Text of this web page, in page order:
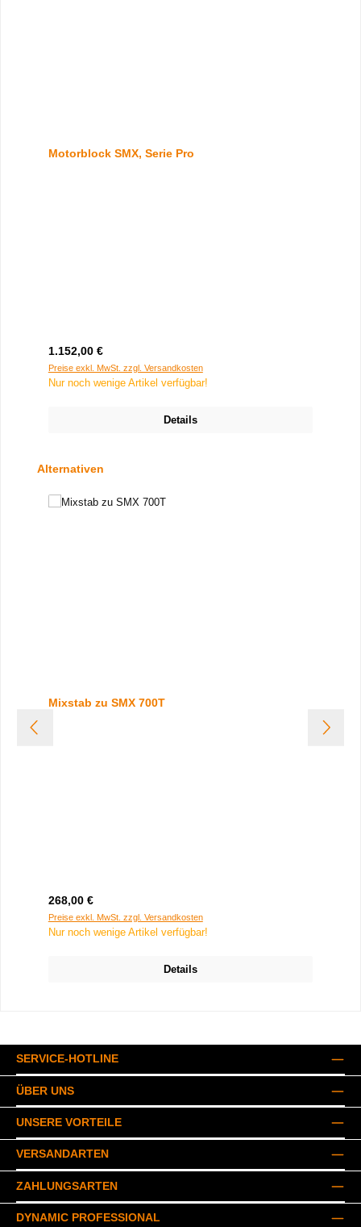
Motorblock SMX, Serie Pro
Regulärer Preis:
1.152,00 €
Preise exkl. MwSt. zzgl. Versandkosten
Nur noch wenige Artikel verfügbar!
Details
Produktgalerie überspringen
Alternativen
Mixstab zu SMX 700T
Regulärer Preis:
268,00 €
Preise exkl. MwSt. zzgl. Versandkosten
Nur noch wenige Artikel verfügbar!
Details
SERVICE-HOTLINE
ÜBER UNS
UNSERE VORTEILE
VERSANDARTEN
ZAHLUNGSARTEN
DYNAMIC PROFESSIONAL